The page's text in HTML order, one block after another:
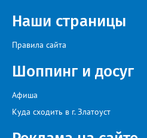
Наши страницы
Правила сайта
Шоппинг и досуг
Афиша
Куда сходить в г. Златоуст